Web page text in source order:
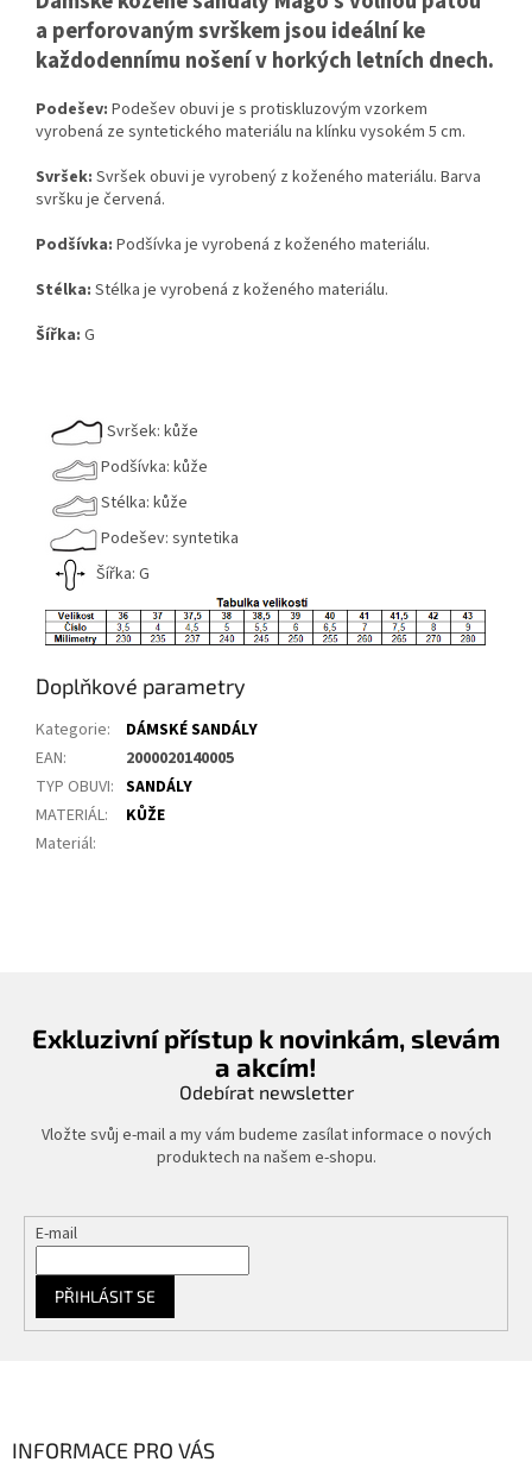
a perforovaným svrškem jsou ideální ke
každodennímu nošení v horkých letních dnech.
Podešev: Podešev obuvi je s protiskluzovým vzorkem
vyrobená ze syntetického materiálu na klínku vysokém 5 cm.
Svršek: Svršek obuvi je vyrobený z koženého materiálu. Barva
svršku je červená.
Podšívka: Podšívka je vyrobená z koženého materiálu.
Stélka: Stélka je vyrobená z koženého materiálu.
Šířka: G
Svršek: kůže
Podšívka: kůže
Stélka: kůže
Podešev: syntetika
Šířka: G
Doplňkové parametry
Kategorie:
DÁMSKÉ SANDÁLY
EAN:
2000020140005
TYP OBUVI: SANDÁLY
MATERIÁL:
KŮŽE
Materiál:
Exkluzivní přístup k novinkám, slevám
a akcím!
Odebírat newsletter
Vložte svůj e-mail a my vám budeme zasílat informace o nových
produktech na našem e-shopu.
E-mail
PŘIHLÁSIT SE
INFORMACE PRO VÁS